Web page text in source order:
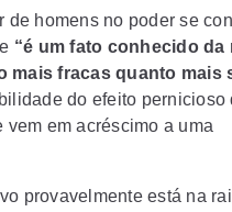
homens no poder se
“é um fato conhecido da
mais fracas quanto mais
do efeito pernicioso
vem em acréscimo a uma
provavelmente está na